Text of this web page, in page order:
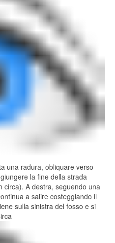
una radura, obliquare verso
la fine della strada
circa). A destra, seguendo una
a salire costeggiando il
sulla sinistra del fosso e si